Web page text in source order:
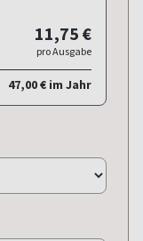
11,75 €
pro Ausgabe
47,00 € im Jahr